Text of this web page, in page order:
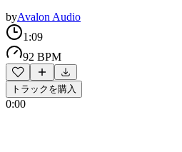
byAvalon Audio
1:09
92 BPM
トラックを購入
0:00